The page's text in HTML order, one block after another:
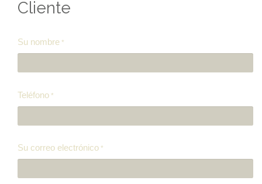
Cliente
Su nombre *
Teléfono *
Su correo electrónico *